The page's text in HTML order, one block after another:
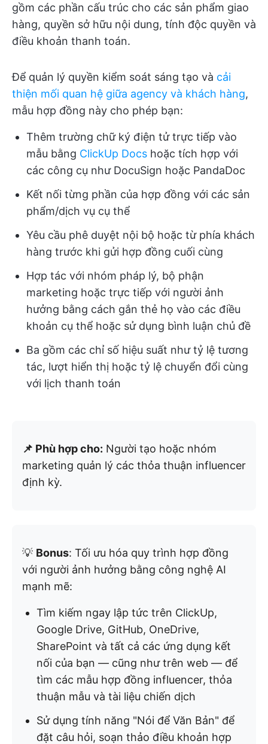
gồm các phần cấu trúc cho các sản phẩm giao
hàng, quyền sở hữu nội dung, tính độc quyền và
điều khoản thanh toán.
Để quản lý quyền kiểm soát sáng tạo và cải
thiện mối quan hệ giữa agency và khách hàng,
mẫu hợp đồng này cho phép bạn:
Thêm trường chữ ký điện tử trực tiếp vào
mẫu bằng ClickUp Docs hoặc tích hợp với
các công cụ như DocuSign hoặc PandaDoc
Kết nối từng phần của hợp đồng với các sản
phẩm/dịch vụ cụ thể
Yêu cầu phê duyệt nội bộ hoặc từ phía khách
hàng trước khi gửi hợp đồng cuối cùng
Hợp tác với nhóm pháp lý, bộ phận
marketing hoặc trực tiếp với người ảnh
hưởng bằng cách gắn thẻ họ vào các điều
khoản cụ thể hoặc sử dụng bình luận chủ đề
Ba gồm các chỉ số hiệu suất như tỷ lệ tương
tác, lượt hiển thị hoặc tỷ lệ chuyển đổi cùng
với lịch thanh toán
📌 Phù hợp cho: Người tạo hoặc nhóm
marketing quản lý các thỏa thuận influencer
định kỳ.
💡 Bonus: Tối ưu hóa quy trình hợp đồng
với người ảnh hưởng bằng công nghệ AI
mạnh mẽ:
Tìm kiếm ngay lập tức trên ClickUp,
Google Drive, GitHub, OneDrive,
SharePoint và tất cả các ứng dụng kết
nối của bạn — cũng như trên web — để
tìm các mẫu hợp đồng influencer, thỏa
thuận mẫu và tài liệu chiến dịch
Sử dụng tính năng "Nói để Văn Bản" để
đặt câu hỏi, soạn thảo điều khoản hợp